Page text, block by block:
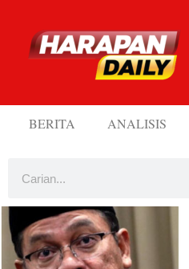
BERITA ANALISIS